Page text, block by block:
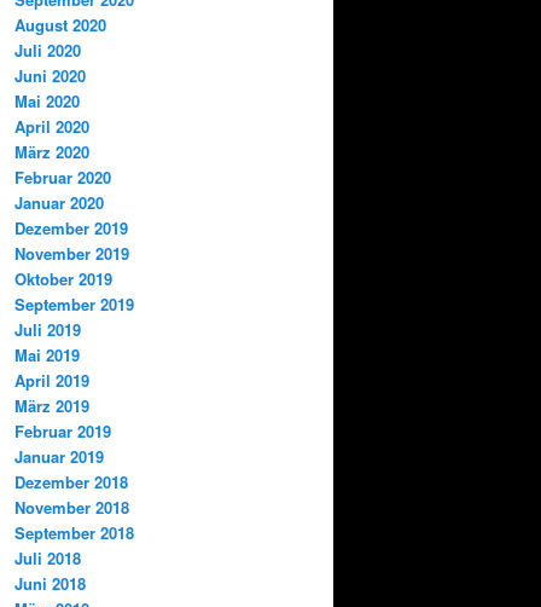
August 2020
Juli 2020
Juni 2020
Mai 2020
April 2020
März 2020
Februar 2020
Januar 2020
Dezember 2019
November 2019
Oktober 2019
September 2019
Juli 2019
Mai 2019
April 2019
März 2019
Februar 2019
Januar 2019
Dezember 2018
November 2018
September 2018
Juli 2018
Juni 2018